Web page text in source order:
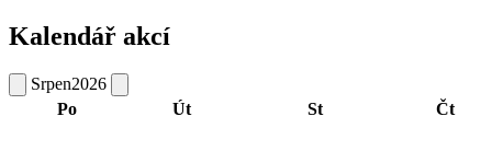
Kalendář akcí
Srpen2026
Po
Út St Čt